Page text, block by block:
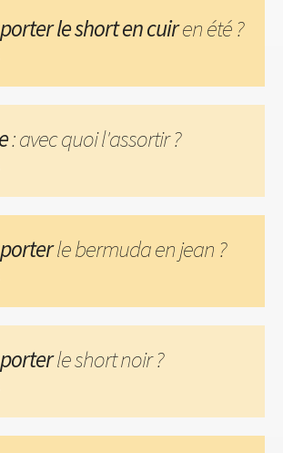
le short en cuiren été ?
: avec quoi l'assortir ?
le bermuda en jean ?
le short noir ?